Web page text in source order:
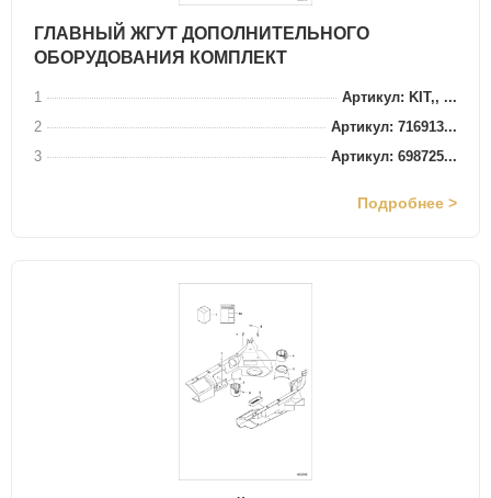
ГЛАВНЫЙ ЖГУТ ДОПОЛНИТЕЛЬНОГО
ОБОРУДОВАНИЯ КОМПЛЕКТ
1
Артикул: KIT,, ...
2
Артикул: 716913...
3
Артикул: 698725...
Подробнее >